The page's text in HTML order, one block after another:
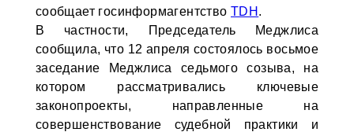
сообщает госинформагентство TDH .
В частности, Председатель Меджлиса
сообщила, что 12 апреля состоялось восьмое
заседание Меджлиса седьмого созыва, на
котором рассматривались ключевые
законопроекты, направленные на
совершенствование судебной практики и